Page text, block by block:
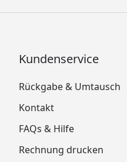
Kundenservice
Rückgabe & Umtausch
Kontakt
FAQs & Hilfe
Rechnung drucken